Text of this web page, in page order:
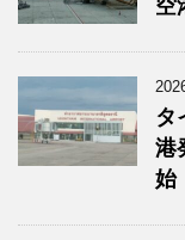
空
タ
港
始